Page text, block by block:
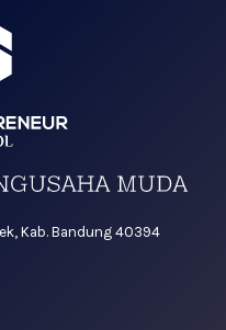
Kab. Bandung 40394